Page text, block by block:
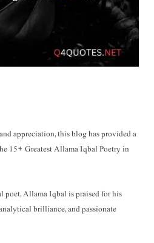
appreciation, this blog has provided a
15+ Greatest Allama Iqbal Poetry in
poet, Allama Iqbal is praised for his
brilliance, and passionate